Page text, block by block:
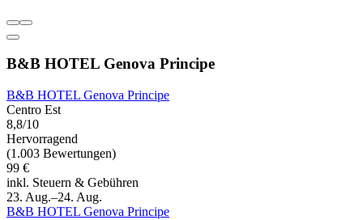
B&B HOTEL Genova Principe
B&B HOTEL Genova Principe
Centro Est
8,8/10
Hervorragend
(1.003 Bewertungen)
99 €
inkl. Steuern & Gebühren
23. Aug.–24. Aug.
B&B HOTEL Genova Principe